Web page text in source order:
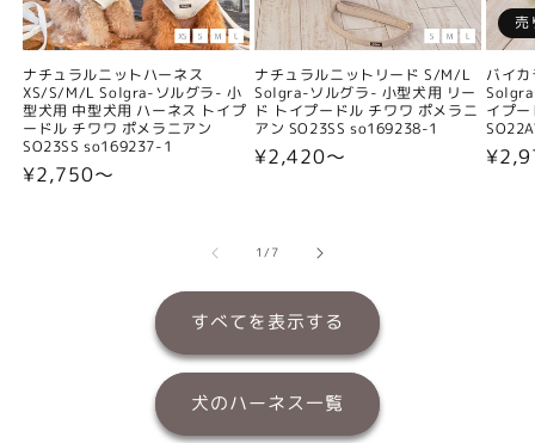
ナチュラルニットハーネス
XS/S/M/L Solgra-ソルグラ- 小
型犬用 中型犬用 ハーネス トイプ
ードル チワワ ポメラニアン
SO23SS so169237-1
通
¥2,750〜
ナチュラルニットリード S/M/L
Solgra-ソルグラ- 小型犬用 リー
ド トイプードル チワワ ポメラニ
アン SO23SS so169238-1
通
¥2,420〜
売
バイ
イプ
通
1/の
7
すべてを表示する
犬のハーネス一覧